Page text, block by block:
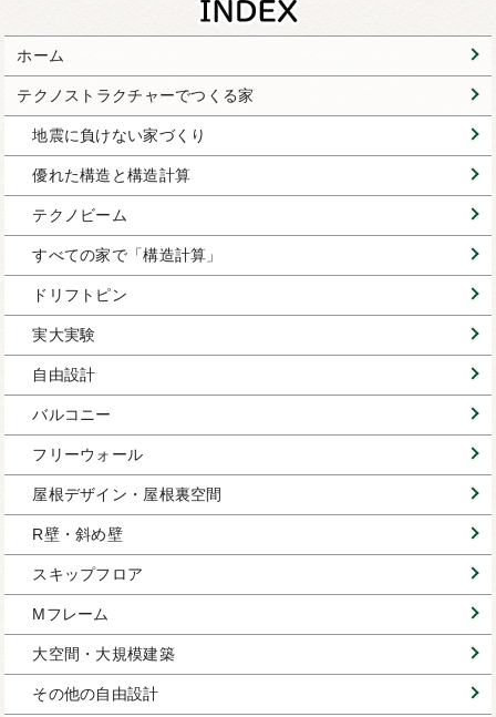
ホーム
テクノストラクチャーでつくる家
地震に負けない家づくり
優れた構造と構造計算
テクノビーム
すべての家で「構造計算」
ドリフトピン
実大実験
自由設計
バルコニー
フリーウォール
屋根デザイン・屋根裏空間
R壁・斜め壁
スキップフロア
Mフレーム
大空間・大規模建築
その他の自由設計